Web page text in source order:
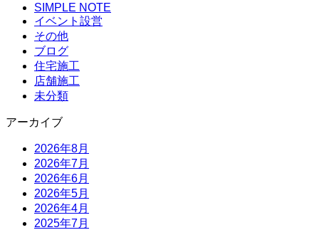
SIMPLE NOTE
イベント設営
その他
ブログ
住宅施工
店舗施工
未分類
アーカイブ
2026年8月
2026年7月
2026年6月
2026年5月
2026年4月
2025年7月